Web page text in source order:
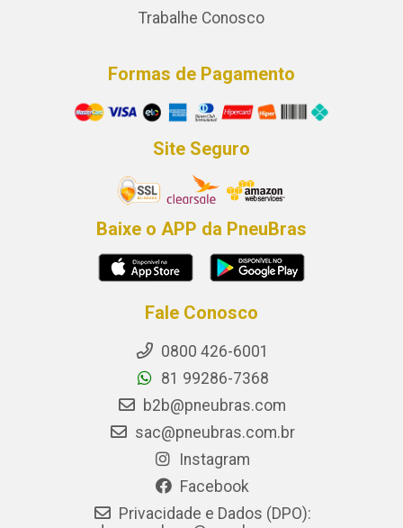
Trabalhe Conosco
Formas de Pagamento
Site Seguro
Baixe o APP da PneuBras
Fale Conosco
0800 426-6001
81 99286-7368
b2b@pneubras.com
sac@pneubras.com.br
Instagram
Facebook
Privacidade e Dados (DPO):